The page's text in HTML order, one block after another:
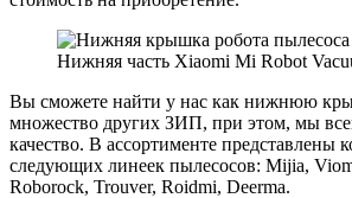
Нижняя часть Xiaomi Mi Robot
Вы сможете найти у нас как нижнюю
множество других ЗИП, при этом, мы
качество. В ассортименте представлены
следующих линеек пылесосов: Mijia,
Roborock, Trouver, Roidmi, Deerma.